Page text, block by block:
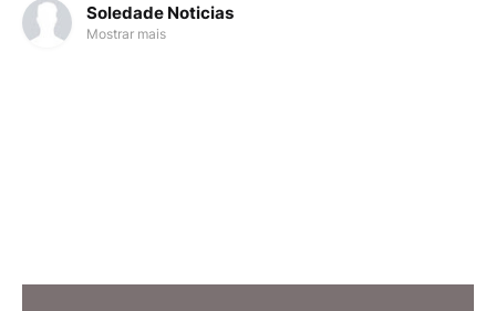
Soledade Noticias
Mostrar mais